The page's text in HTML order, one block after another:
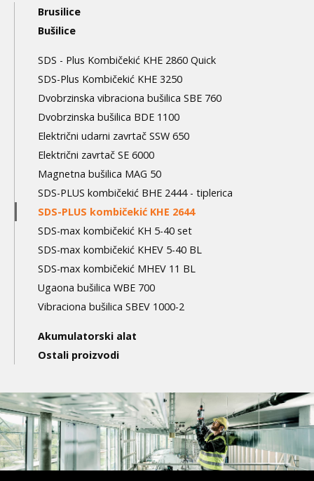
Main
navigation
3nd
level
Brusilice
Bušilice
SDS - Plus Kombičekić KHE 2860 Quick
SDS-Plus Kombičekić KHE 3250
Dvobrzinska vibraciona bušilica SBE 760
Dvobrzinska bušilica BDE 1100
Električni udarni zavrtač SSW 650
Električni zavrtač SE 6000
Magnetna bušilica MAG 50
SDS-PLUS kombičekić BHE 2444 - tiplerica
SDS-PLUS kombičekić KHE 2644
SDS-max kombičekić KH 5-40 set
SDS-max kombičekić KHEV 5-40 BL
SDS-max kombičekić MHEV 11 BL
Ugaona bušilica WBE 700
Vibraciona bušilica SBEV 1000-2
Akumulatorski alat
Ostali proizvodi